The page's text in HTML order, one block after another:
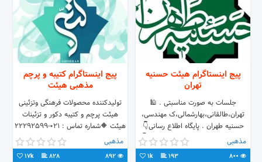
پیج اینستاگرام هیئت حسنیه
تهران
جلسات به صورت مناسبتی . 🕌
تهران،طالقانی،بهارشمالی،ک مهندسی،
حسنیه طهران . پایگاه اطلاع رسانی👇
www.hassanieh.ir . کانال تلگرام👇
مذهبی
193
1k
پیج اینستاگرام کتیبه و پرچم
مذهبی هیئت
تولیدکننده محصولات فرهنگی وتزئینی
هیئت پرچم و کتیبه دکور و تزئینات
هیئت 🔶شماره تماس : 021-22292599
09368626450 : سفارش
WWW.SHOBBAR.COM
مذهبی
828
17k